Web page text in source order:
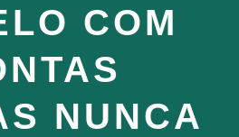
COM
NUNCA